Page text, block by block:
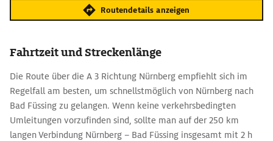
Routendetails anzeigen
Fahrtzeit und Streckenlänge
Die Route über die A 3 Richtung Nürnberg empfiehlt sich im
Regelfall am besten, um schnellstmöglich von Nürnberg nach
Bad Füssing zu gelangen. Wenn keine verkehrsbedingten
Umleitungen vorzufinden sind, sollte man auf der 250 km
langen Verbindung Nürnberg – Bad Füssing insgesamt mit 2 h